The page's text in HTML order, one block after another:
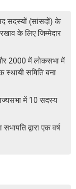
सदस्यों (सांसदों) के
के लिए जिम्मेदार
2000 में लोकसभा में
समिति बना
में 10 सदस्य
द्वारा एक वर्ष